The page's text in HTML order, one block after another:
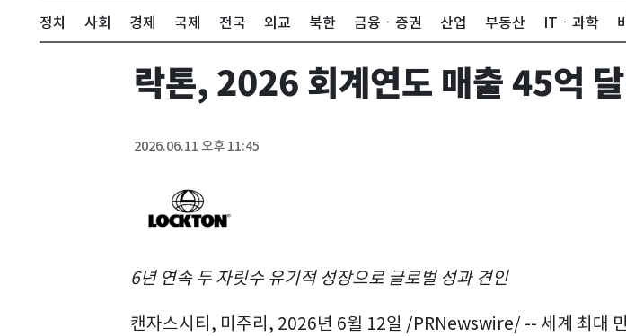
정치 사회 경제 국제 전국 외교 북한 금융ㆍ증권 산업 부동산 ITㆍ과학
락톤, 2026 회계연도 매출 45억
2026.06.11 오후 11:45
6년 연속 두 자릿수 유기적 성장으로 글로벌 성과 견인
캔자스시티, 미주리 , 2026년 6월 12일 /PRNewswire/ -- 세계 최대